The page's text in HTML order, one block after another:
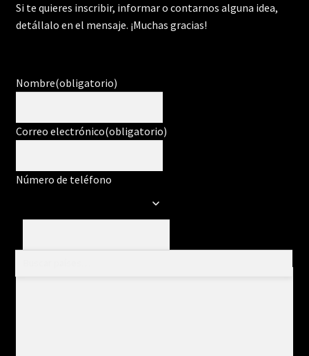
Si te quieres inscribir, informar o contarnos alguna idea,
detállalo en el mensaje. ¡Muchas gracias!
Nombre(obligatorio)
Correo electrónico(obligatorio)
Número de teléfono